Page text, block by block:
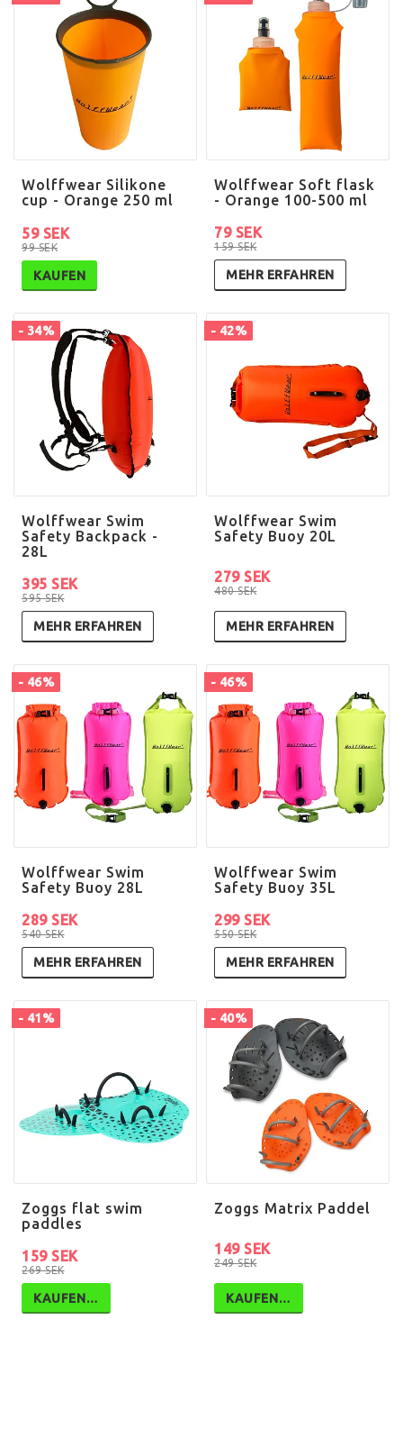
Wolffwear Silikone
cup - Orange 250 ml
99 SEK
59 SEK
KAUFEN
Wolffwear Soft flask
- Orange 100-500 ml
159 SEK
79 SEK
MEHR ERFAHREN
- 34%
Wolffwear Swim
Safety Backpack -
28L
595 SEK
395 SEK
MEHR ERFAHREN
- 42%
Wolffwear Swim
Safety Buoy 20L
480 SEK
279 SEK
MEHR ERFAHREN
- 46%
Wolffwear Swim
Safety Buoy 28L
540 SEK
289 SEK
MEHR ERFAHREN
- 46%
Wolffwear Swim
Safety Buoy 35L
550 SEK
299 SEK
MEHR ERFAHREN
- 41%
Zoggs flat swim
paddles
269 SEK
159 SEK
KAUFEN…
- 40%
Zoggs Matrix Paddel
249 SEK
149 SEK
KAUFEN…